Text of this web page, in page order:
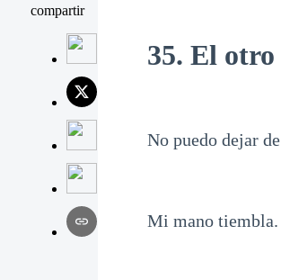
compartir
35. El otro
No puedo dejar
Mi mano tiembla.